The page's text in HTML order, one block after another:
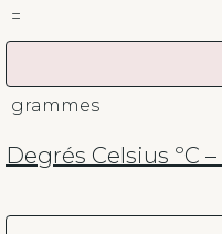
=
grammes
Degrés Celsius ºC